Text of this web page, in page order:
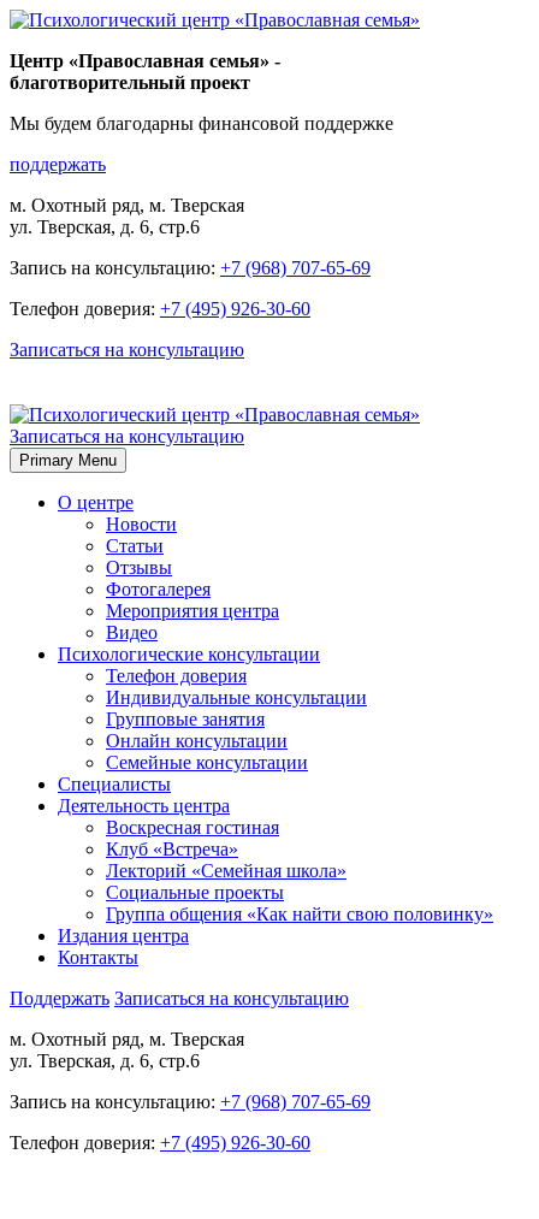
Skip
content
Центр «Православная семья» -
благотворительный проект
Мы будем благодарны финансовой поддержке
поддержать
м. Охотный ряд, м. Тверская
ул. Тверская, д. 6, стр.6
Запись на консультацию: +7 (968) 707-65-69
Телефон доверия: +7 (495) 926-30-60
Записаться на консультацию
Записаться на консультацию
Primary Menu
О центре
Новости
Статьи
Отзывы
Фотогалерея
Мероприятия центра
Видео
Психологические консультации
Телефон доверия
Индивидуальные консультации
Групповые занятия
Онлайн консультации
Семейные консультации
Специалисты
Деятельность центра
Воскресная гостиная
Клуб «Встреча»
Лекторий «Семейная школа»
Социальные проекты
Группа общения «Как найти свою половинку»
Издания центра
Контакты
Поддержать Записаться на консультацию
м. Охотный ряд, м. Тверская
ул. Тверская, д. 6, стр.6
Запись на консультацию: +7 (968) 707-65-69
Телефон доверия: +7 (495) 926-30-60